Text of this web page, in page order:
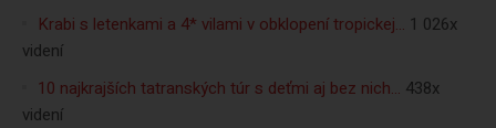
Krabi s letenkami a 4* vilami v obklopení tropickej… 1 026x
videní
10 najkrajších tatranských túr s deťmi aj bez nich… 438x
videní